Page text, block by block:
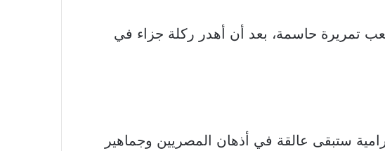
تمريرة حاسمة، بعد أن أهدر ركلة جزاء في
أمام 68 ألف متفرج، وسط مشاهد درامية ستبقى عالقة في أذهان المصريين وجماهير